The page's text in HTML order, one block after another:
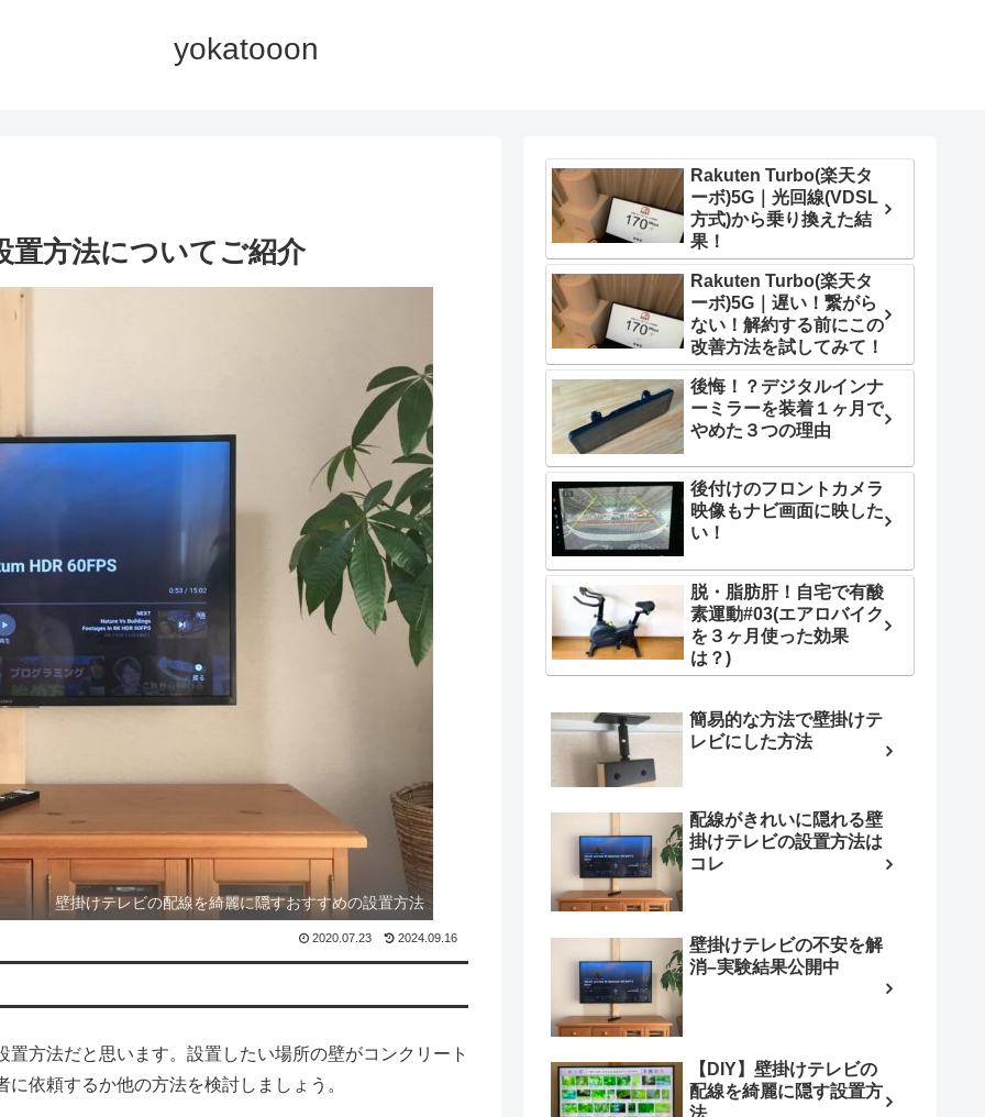
yokatooon
置方法についてご紹介
壁掛けテレビの配線を綺麗に隠すおすすめの設置方法
2020.07.23 2024.09.16
方法だと思います。設置したい場所の壁がコンクリート
依頼するか他の方法を検討しましょう。
Rakuten Turbo(楽天タ
ーボ)5G｜光回線(VDSL
方式)から乗り換えた結
果！
Rakuten Turbo(楽天タ
ーボ)5G｜遅い！繋がら
ない！解約する前にこの
改善方法を試してみて！
後悔！？デジタルインナ
ーミラーを装着１ヶ月で
やめた３つの理由
後付けのフロントカメラ
映像もナビ画面に映した
い！
脱・脂肪肝！自宅で有酸
素運動#03(エアロバイク
を３ヶ月使った効果
は？)
簡易的な方法で壁掛けテ
レビにした方法
配線がきれいに隠れる壁
掛けテレビの設置方法は
コレ
壁掛けテレビの不安を解
消–実験結果公開中
【DIY】壁掛けテレビの
配線を綺麗に隠す設置方
法